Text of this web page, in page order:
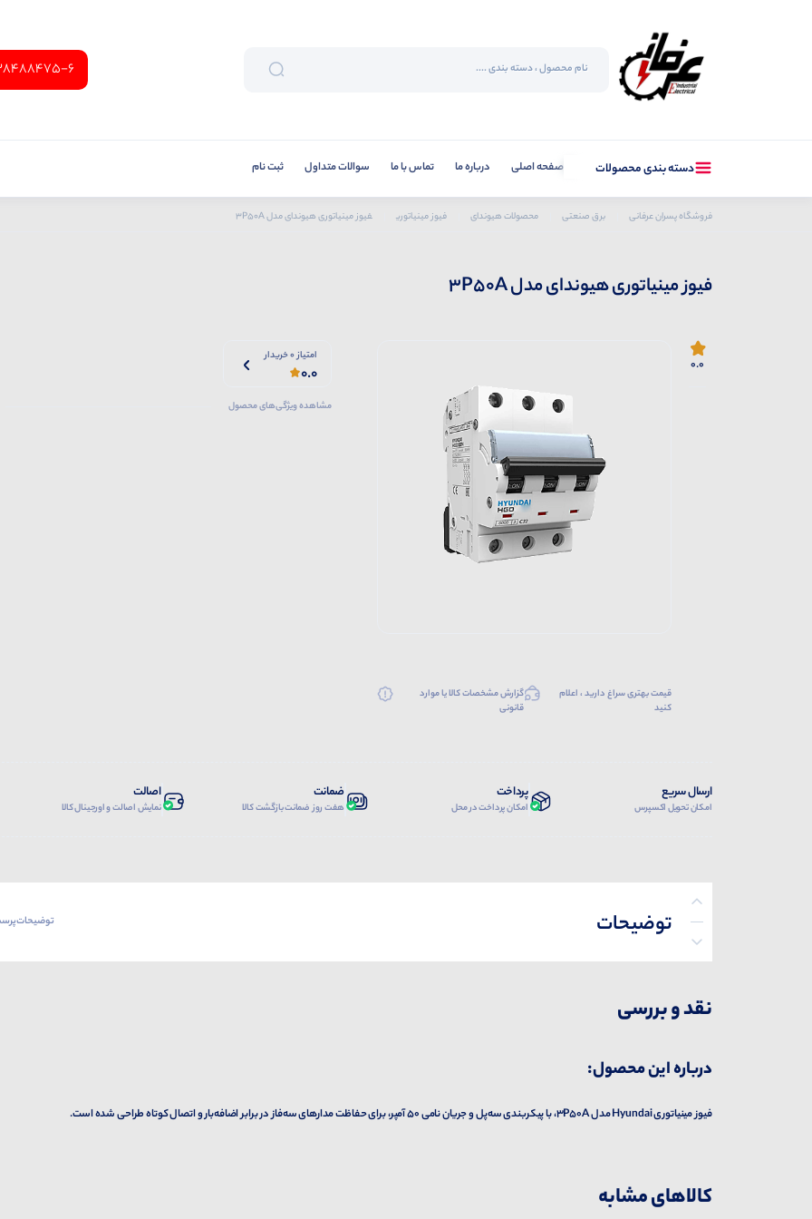
6
دسته بندی محصولات صفحه اصلی درباره ما تماس با ما سوالات متداول ثبت نام
فروشگاه پسران عرفانی برق صنعتی محصولات هیوندای فیوز مینیاتوری فیوز مینیاتوری هیوندای مدل 3P50A
فیوز مینیاتوری هیوندای مدل 3P50A
0.0
قیمت بهتری سراغ دارید ، اعلام
کنید
گزارش مشخصات کالا یا موارد
قانونی
امتیاز 0 خریدار
0.0
مشاهده ویژگی‌های محصول
ارسال سریع
امکان تحویل اکسپرس
پرداخت
امکان پرداخت در محل
ضمانت
هفت روز ضمانت بازگشت کالا
اصالت
نمایش اصالت و اورجینال کالا
توضیحات
توضیحات
نقد و بررسی
درباره این محصول:
فیوز مینیاتوری Hyundai مدل 3P50A، با پیکربندی سه‌پل و جریان نامی 50 آمپر، برای حفاظت مدارهای سه‌فاز در برابر اضافه‌بار و اتصال کوتاه طراحی شده است.
کالاهای مشابه